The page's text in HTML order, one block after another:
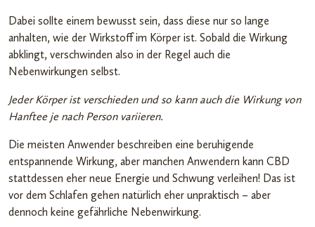
Dabei sollte einem bewusst sein, dass diese nur so lange
anhalten, wie der Wirkstoff im Körper ist. Sobald die Wirkung
abklingt, verschwinden also in der Regel auch die
Nebenwirkungen selbst.
Jeder Körper ist verschieden und so kann auch die Wirkung von
Hanftee je nach Person variieren.
Die meisten Anwender beschreiben eine beruhigende
entspannende Wirkung, aber manchen Anwendern kann CBD
stattdessen eher neue Energie und Schwung verleihen! Das ist
vor dem Schlafen gehen natürlich eher unpraktisch – aber
dennoch keine gefährliche Nebenwirkung.